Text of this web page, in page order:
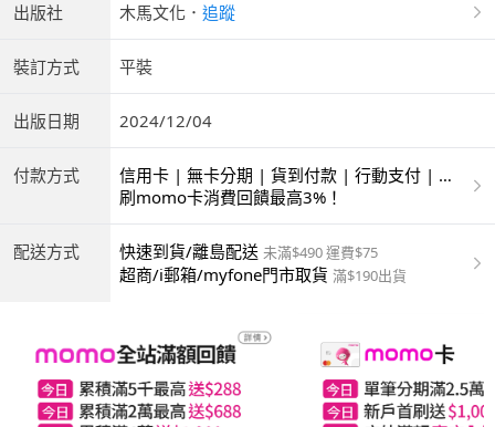
出版社 木馬文化 ． 追蹤
裝訂方式 平裝
出版日期 2024/12/04
付款方式
信用卡 | 無卡分期 | 貨到付款 | 行動支付 | 超
商付款 | ATM | 銀聯卡
刷momo卡消費回饋最高3%！
配送方式 快速到貨/離島配送 未滿$490 運費$75
超商/i郵箱/myfone門市取貨 滿$190出貨